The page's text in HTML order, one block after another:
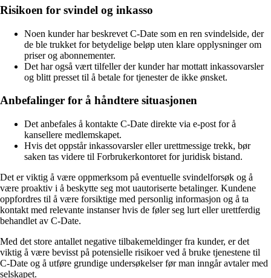
Risikoen for svindel og inkasso
Noen kunder har beskrevet C-Date som en ren svindelside, der
de ble trukket for betydelige beløp uten klare opplysninger om
priser og abonnementer.
Det har også vært tilfeller der kunder har mottatt inkassovarsler
og blitt presset til å betale for tjenester de ikke ønsket.
Anbefalinger for å håndtere situasjonen
Det anbefales å kontakte C-Date direkte via e-post for å
kansellere medlemskapet.
Hvis det oppstår inkassovarsler eller urettmessige trekk, bør
saken tas videre til Forbrukerkontoret for juridisk bistand.
Det er viktig å være oppmerksom på eventuelle svindelforsøk og å
være proaktiv i å beskytte seg mot uautoriserte betalinger. Kundene
oppfordres til å være forsiktige med personlig informasjon og å ta
kontakt med relevante instanser hvis de føler seg lurt eller urettferdig
behandlet av C-Date.
Med det store antallet negative tilbakemeldinger fra kunder, er det
viktig å være bevisst på potensielle risikoer ved å bruke tjenestene til
C-Date og å utføre grundige undersøkelser før man inngår avtaler med
selskapet.